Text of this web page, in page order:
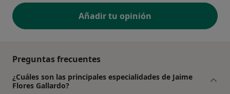
Añadir tu opinión
Preguntas frecuentes
¿Cuáles son las principales especialidades de Jaime
Flores Gallardo?